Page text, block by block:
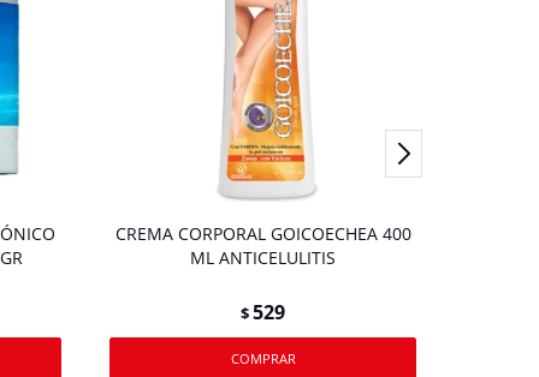
CREMA CORPORAL GOICOECHEA 400
ML ANTICELULITIS
$529